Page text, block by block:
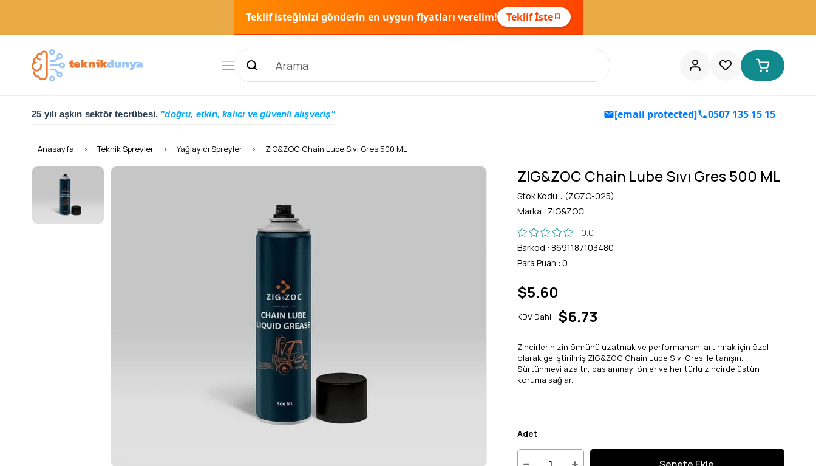
Teklif isteğinizi gönderin en uygun fiyatları verelim! Teklif İste
25 yılı aşkın sektör tecrübesi, "doğru, etkin, kalıcı ve güvenli alışveriş" [email protected] 0507 135 15 15
Anasayfa Teknik Spreyler Yağlayıcı Spreyler ZIG&ZOC Chain Lube Sıvı Gres 500 ML
ZIG&ZOC Chain Lube Sıvı Gres 500 ML
Stok Kodu
(ZGZC-025)
Marka : ZIG&ZOC
0.0
Barkod : 8691187103480
Para Puan : 0
$5.60
KDV Dahil $6.73
Zincirlerinizin ömrünü uzatmak ve performansını artırmak için özel
olarak geliştirilmiş ZIG&ZOC Chain Lube Sıvı Gres ile tanışın.
Sürtünmeyi azaltır, paslanmayı önler ve her türlü zincirde üstün
koruma sağlar.
Adet